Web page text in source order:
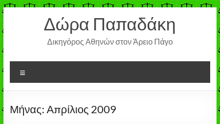
Μετάβαση
περιεχόμενοΔώρα Παπαδάκη
Δικηγόρος Αθηνών στον Άρειο Πάγο
Μήνας: Απρίλιος 2009